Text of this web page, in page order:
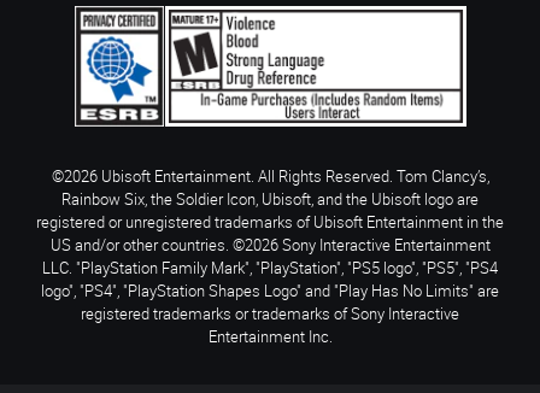
©2026 Ubisoft Entertainment. All Rights Reserved. Tom Clancy’s,
Rainbow Six, the Soldier Icon, Ubisoft, and the Ubisoft logo are
registered or unregistered trademarks of Ubisoft Entertainment in the
US and/or other countries. ©2026 Sony Interactive Entertainment
LLC. "PlayStation Family Mark", "PlayStation", "PS5 logo", "PS5", "PS4
logo", "PS4", "PlayStation Shapes Logo" and "Play Has No Limits" are
registered trademarks or trademarks of Sony Interactive
Entertainment Inc.